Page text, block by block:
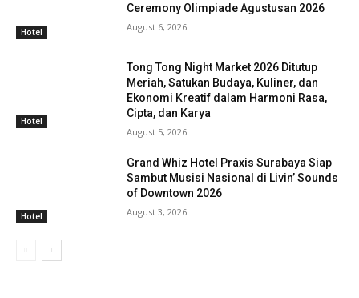
Hotel
Ceremony Olimpiade Agustusan 2026
August 6, 2026
Hotel
Tong Tong Night Market 2026 Ditutup
Meriah, Satukan Budaya, Kuliner, dan
Ekonomi Kreatif dalam Harmoni Rasa,
Cipta, dan Karya
August 5, 2026
Hotel
Grand Whiz Hotel Praxis Surabaya Siap
Sambut Musisi Nasional di Livin’ Sounds
of Downtown 2026
August 3, 2026